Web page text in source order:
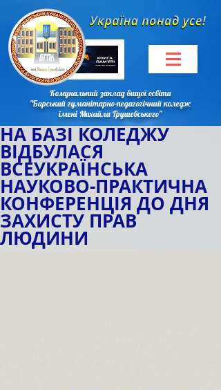
Комунальний заклад вищої освіти
"Барський гуманітарно-педагогічний коледж
імені Михайла Грушевського"
НА БАЗІ КОЛЕДЖУ
ВІДБУЛАСЯ
ВСЕУКРАЇНСЬКА
НАУКОВО-ПРАКТИЧНА
КОНФЕРЕНЦІЯ ДО ДНЯ
ЗАХИСТУ ПРАВ
ЛЮДИНИ